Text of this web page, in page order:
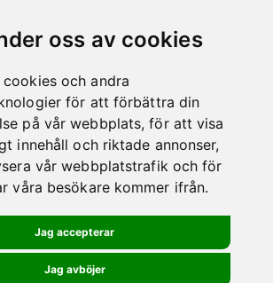
oss av cookies
och andra
för att förbättra din
på vår webbplats, för att visa
innehåll och riktade annonser,
vår webbplatstrafik och för
våra besökare kommer ifrån.
Jag accepterar
Jag avböjer
av dig till oss om det är något
med.
00